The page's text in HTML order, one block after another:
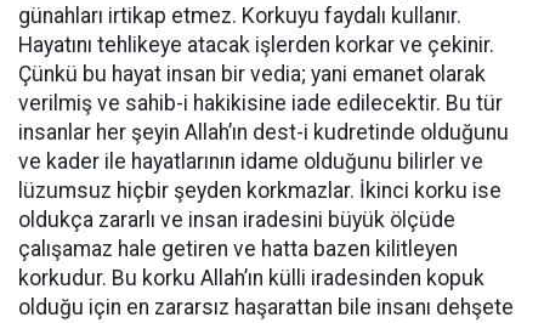
günahları irtikap etmez. Korkuyu faydalı kullanır.
Hayatını tehlikeye atacak işlerden korkar ve çekinir.
Çünkü bu hayat insan bir vedia; yani emanet olarak
verilmiş ve sahib-i hakikisine iade edilecektir. Bu tür
insanlar her şeyin Allah’ın dest-i kudretinde olduğunu
ve kader ile hayatlarının idame olduğunu bilirler ve
lüzumsuz hiçbir şeyden korkmazlar. İkinci korku ise
oldukça zararlı ve insan iradesini büyük ölçüde
çalışamaz hale getiren ve hatta bazen kilitleyen
korkudur. Bu korku Allah’ın külli iradesinden kopuk
olduğu için en zararsız haşarattan bile insanı dehşete